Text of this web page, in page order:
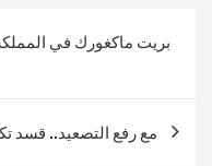
بريت ماكغورك في
مع رفع التصعيد.. قسد